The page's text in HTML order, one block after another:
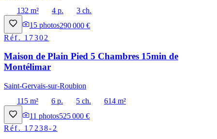
132 m²
4 p.
3 ch.
15 photos290 000 €
Réf. 17302
Maison de Plain Pied 5 Chambres 15min de
Montélimar
Saint-Gervais-sur-Roubion
115 m²
6 p. 5 ch.
614 m²
11 photos525 000 €
Réf. 17238-2